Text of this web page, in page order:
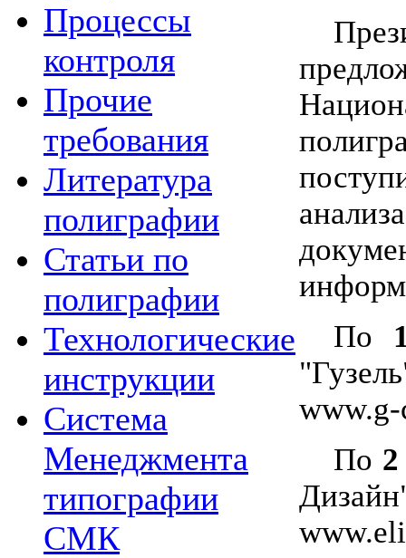
Процессы
контроля
Прочие
требования
Литература
полиграфии
Статьи по
полиграфии
Технологические
инструкции
Система
Менеджмента
типографии
СМК
По
По